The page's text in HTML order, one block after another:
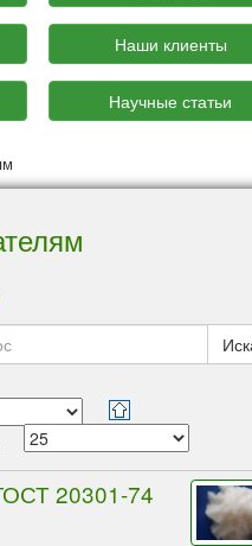
Наши клиенты
Научные статьи
20301-74